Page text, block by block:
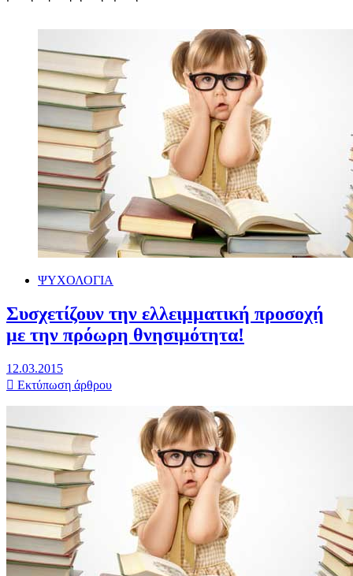
Παιδοψυχολόγος
ΨΥΧΟΛΟΓΙΑ
Συσχετίζουν την ελλειμματική προσοχή
με την πρόωρη θνησιμότητα!
12.03.2015
Εκτύπωση άρθρου